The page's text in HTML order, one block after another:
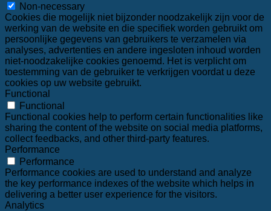
Non-necessary
Cookies die mogelijk niet bijzonder noodzakelijk zijn voor de
werking van de website en die specifiek worden gebruikt om
persoonlijke gegevens van gebruikers te verzamelen via
analyses, advertenties en andere ingesloten inhoud worden
niet-noodzakelijke cookies genoemd. Het is verplicht om
toestemming van de gebruiker te verkrijgen voordat u deze
cookies op uw website gebruikt.
Functional
Functional
Functional cookies help to perform certain functionalities like
sharing the content of the website on social media platforms,
collect feedbacks, and other third-party features.
Performance
Performance
Performance cookies are used to understand and analyze
the key performance indexes of the website which helps in
delivering a better user experience for the visitors.
Analytics